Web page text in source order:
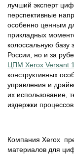
лучший эксперт
перспективные
особенно ценным
прикладных
колоссальную базу
России, но и за
ЦПМ Xerox Versant
конструктивных
управления и
их использование,
издержки процессов
Компания Xerox
материалов для